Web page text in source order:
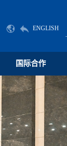
ENGLISH
国际合作